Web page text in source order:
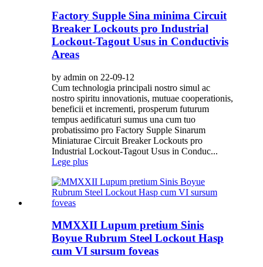
Factory Supple Sina minima Circuit
Breaker Lockouts pro Industrial
Lockout-Tagout Usus in Conductivis
Areas
by admin on 22-09-12
Cum technologia principali nostro simul ac
nostro spiritu innovationis, mutuae cooperationis,
beneficii et incrementi, prosperum futurum
tempus aedificaturi sumus una cum tuo
probatissimo pro Factory Supple Sinarum
Miniaturae Circuit Breaker Lockouts pro
Industrial Lockout-Tagout Usus in Conduc...
Lege plus
MMXXII Lupum pretium Sinis
Boyue Rubrum Steel Lockout Hasp
cum VI sursum foveas